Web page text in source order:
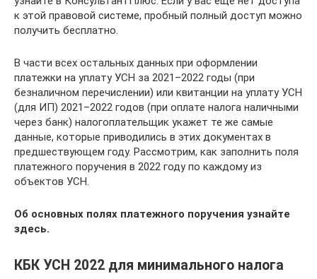
к этой правовой системе, пробный полный доступ можно
получить бесплатно.
В части всех остальных данных при оформлении
платежки на уплату УСН за 2021–2022 годы (при
безналичном перечислении) или квитанции на уплату УСН
(для ИП) 2021–2022 годов (при оплате налога наличными
через банк) налогоплательщик укажет те же самые
данные, которые приводились в этих документах в
предшествующем году. Рассмотрим, как заполнить поля
платежного поручения в 2022 году по каждому из
объектов УСН.
Об основных полях платежного поручения узнайте
здесь.
КБК УСН 2022 для минимального налога